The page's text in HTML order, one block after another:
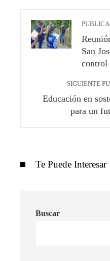
San
control
SIGUIENTE
Educación en
para un
Te Puede Interesar
Buscar